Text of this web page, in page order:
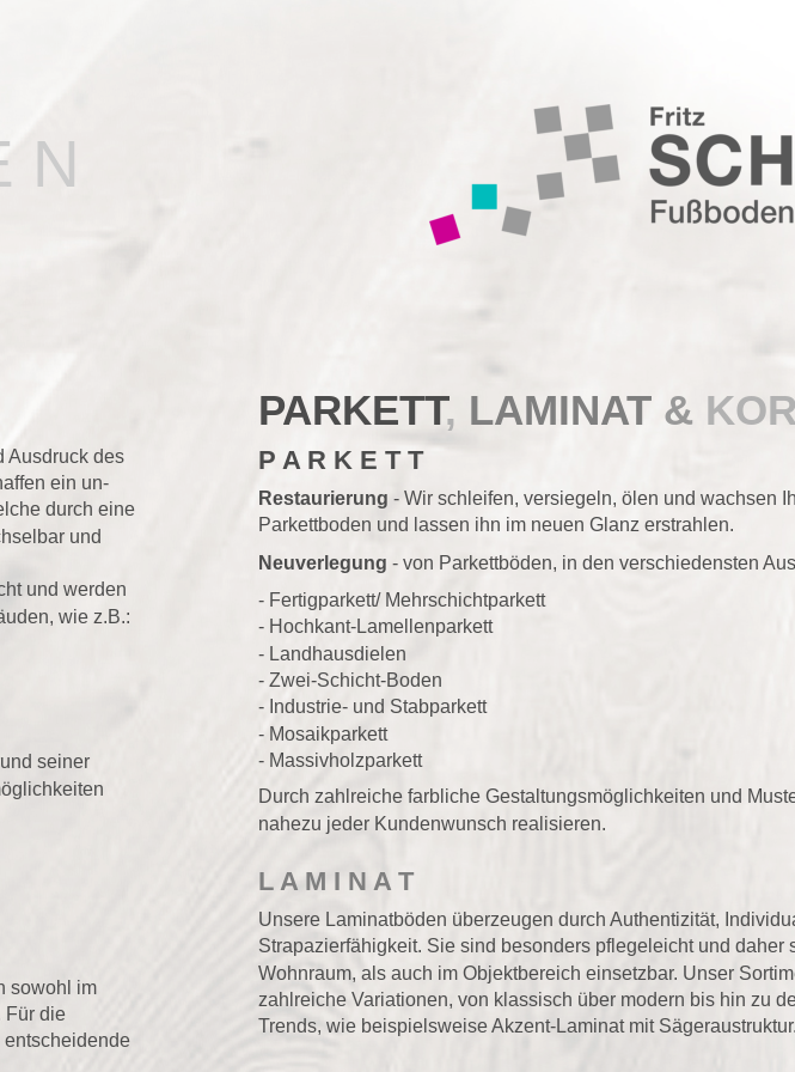
P A R K E T T
- Wir schleifen, versiegeln, ölen und wachsen Ihren alten
Parkettboden und lassen ihn im neuen Glanz erstrahlen.
- von Parkettböden, in den verschiedensten Ausführungen:
- Fertigparkett/ Mehrschichtparkett
- Hochkant-Lamellenparkett
- Landhausdielen
- Zwei-Schicht-Boden
- Industrie- und Stabparkett
- Massivholzparkett
Durch zahlreiche farbliche Gestaltungsmöglichkeiten und Muster lässt sich
nahezu jeder Kundenwunsch realisieren.
L A M I N A T
Unsere Laminatböden überzeugen durch Authentizität, Individualität und
Strapazierfähigkeit. Sie sind besonders pflegeleicht und daher sowohl im
Wohnraum, als auch im Objektbereich einsetzbar. Unser Sortiment umfasst
zahlreiche Variationen, von klassisch über modern bis hin zu den neuesten
Trends, wie beispielsweise Akzent-Laminat mit Sägeraustruktur.
PARKETT, LAMINAT & KORK